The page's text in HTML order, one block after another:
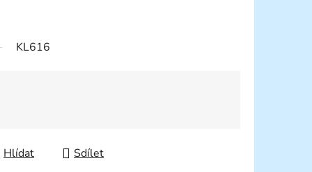
KL616
Hlídat Sdílet